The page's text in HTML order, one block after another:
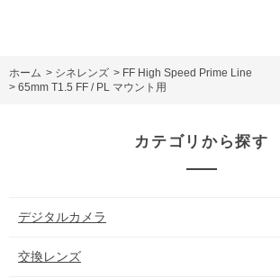
ホーム > シネレンズ > FF High Speed Prime Line
> 65mm T1.5 FF / PL マウント用
カテゴリから探す
デジタルカメラ
交換レンズ